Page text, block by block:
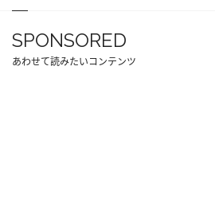
SPONSORED
あわせて読みたいコンテンツ